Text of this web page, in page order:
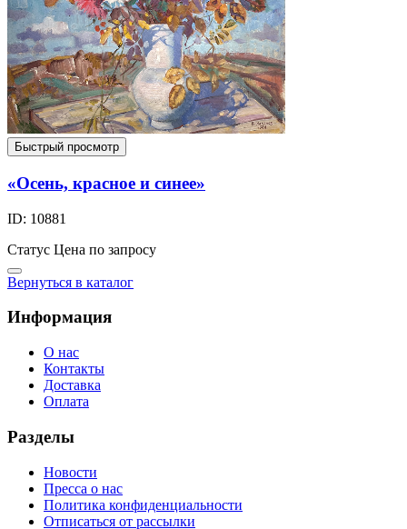
Быстрый просмотр
«Осень, красное и синее»
ID: 10881
Статус Цена по запросу
Вернуться в каталог
Информация
О нас
Контакты
Доставка
Оплата
Разделы
Новости
Пресса о нас
Политика конфиденциальности
Отписаться от рассылки